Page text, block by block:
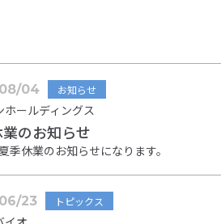
04 お知らせ
ホールディングス
のお知らせ
季休業のお知らせになります。
23 トピックス